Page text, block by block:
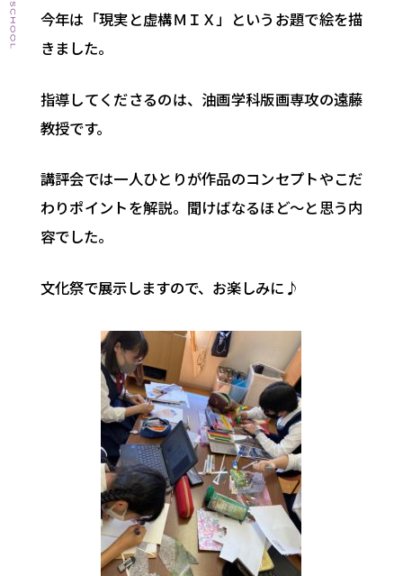
今年は「現実と虚構ＭＩＸ」というお題で絵を描
きました。
指導してくださるのは、油画学科版画専攻の遠藤
教授です。
講評会では一人ひとりが作品のコンセプトやこだ
わりポイントを解説。聞けばなるほど～と思う内
容でした。
文化祭で展示しますので、お楽しみに♪